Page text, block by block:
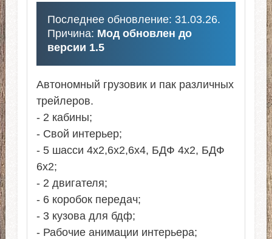
Последнее обновление: 31.03.26.
Причина: Мод обновлен до
версии 1.5
Автономный грузовик и пак различных
трейлеров.
- 2 кабины;
- Свой интерьер;
- 5 шасси 4x2,6x2,6x4, БДФ 4x2, БДФ
6x2;
- 2 двигателя;
- 6 коробок передач;
- 3 кузова для бдф;
- Рабочие анимации интерьера;